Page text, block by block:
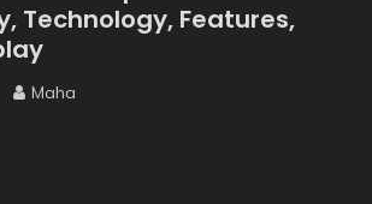
Technology, Features,
Maha